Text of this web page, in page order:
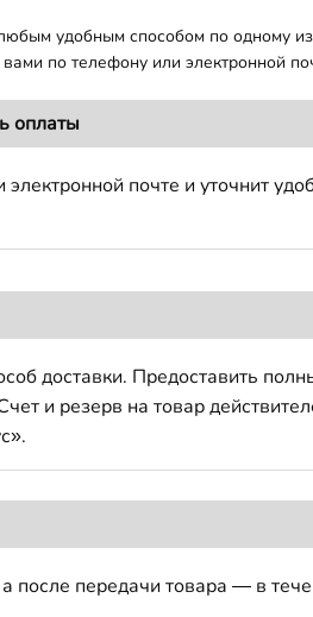
удобным способом по одному
по телефону или электронной
оплаты
почте и уточнит
доставки. Предоставить
и резерв на товар
после передачи товара — в